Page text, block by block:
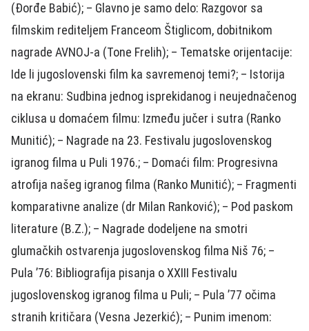
(Đorđe Babić); – Glavno je samo delo: Razgovor sa
filmskim rediteljem Franceom Štiglicom, dobitnikom
nagrade AVNOJ-a (Tone Frelih); – Tematske orijentacije:
Ide li jugoslovenski film ka savremenoj temi?; – Istorija
na ekranu: Sudbina jednog isprekidanog i neujednačenog
ciklusa u domaćem filmu: Između jučer i sutra (Ranko
Munitić); – Nagrade na 23. Festivalu jugoslovenskog
igranog filma u Puli 1976.; – Domaći film: Progresivna
atrofija našeg igranog filma (Ranko Munitić); – Fragmenti
komparativne analize (dr Milan Ranković); – Pod paskom
literature (B.Z.); – Nagrade dodeljene na smotri
glumačkih ostvarenja jugoslovenskog filma Niš 76; –
Pula ’76: Bibliografija pisanja o XXIII Festivalu
jugoslovenskog igranog filma u Puli; – Pula ’77 očima
stranih kritičara (Vesna Jezerkić); – Punim imenom: